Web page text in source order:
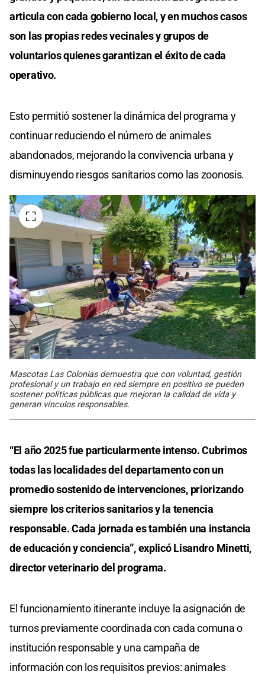
articula con cada gobierno local, y en muchos casos
son las propias redes vecinales y grupos de
voluntarios quienes garantizan el éxito de cada
operativo.
Esto permitió sostener la dinámica del programa y
continuar reduciendo el número de animales
abandonados, mejorando la convivencia urbana y
disminuyendo riesgos sanitarios como las zoonosis.
Mascotas Las Colonias demuestra que con voluntad, gestión
profesional y un trabajo en red siempre en positivo se pueden
sostener políticas públicas que mejoran la calidad de vida y
generan vínculos responsables.
“El año 2025 fue particularmente intenso. Cubrimos
todas las localidades del departamento con un
promedio sostenido de intervenciones, priorizando
siempre los criterios sanitarios y la tenencia
responsable. Cada jornada es también una instancia
de educación y conciencia”, explicó Lisandro Minetti,
director veterinario del programa.
El funcionamiento itinerante incluye la asignación de
turnos previamente coordinada con cada comuna o
institución responsable y una campaña de
información con los requisitos previos: animales